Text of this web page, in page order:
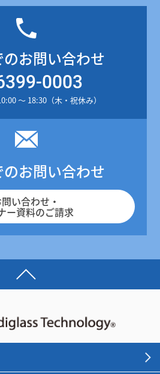
お問い合わせ
0003
～ 18:30（木・祝休み）
のお問い合わせ
い合わせ・
ー資料のご請求